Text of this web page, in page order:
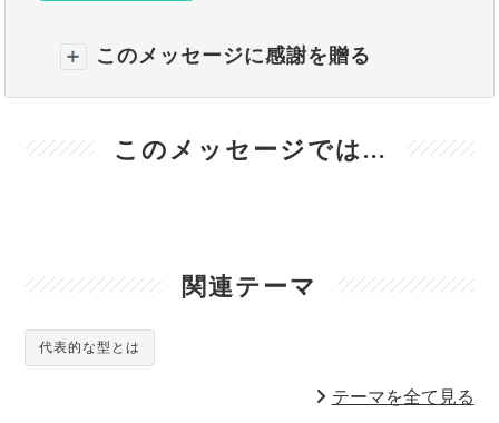
このメッセージに感謝を贈る
このメッセージでは...
関連テーマ
代表的な型とは
テーマを全て見る